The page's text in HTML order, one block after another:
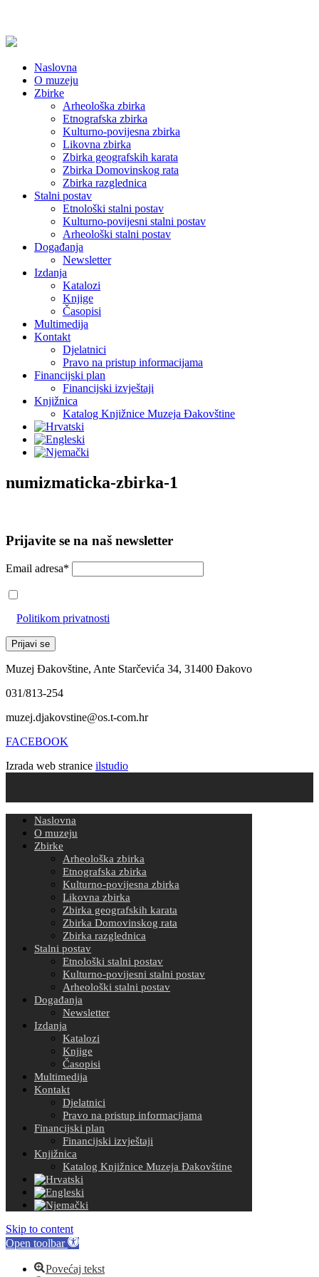
Naslovna
O muzeju
Zbirke
Arheološka zbirka
Etnografska zbirka
Kulturno-povijesna zbirka
Likovna zbirka
Zbirka geografskih karata
Zbirka Domovinskog rata
Zbirka razglednica
Stalni postav
Etnološki stalni postav
Kulturno-povijesni stalni postav
Arheološki stalni postav
Događanja
Newsletter
Izdanja
Katalozi
Knjige
Časopisi
Multimedija
Kontakt
Djelatnici
Pravo na pristup informacijama
Financijski plan
Financijski izvještaji
Knjižnica
Katalog Knjižnice Muzeja Đakovštine
numizmaticka-zbirka-1
Prijavite se na naš newsletter
Email adresa*
Politikom privatnosti
Muzej Đakovštine, Ante Starčevića 34, 31400 Đakovo
031/813-254
muzej.djakovstine@os.t-com.hr
FACEBOOK
Izrada web stranice ilstudio
Naslovna
O muzeju
Zbirke
Arheološka zbirka
Etnografska zbirka
Kulturno-povijesna zbirka
Likovna zbirka
Zbirka geografskih karata
Zbirka Domovinskog rata
Zbirka razglednica
Stalni postav
Etnološki stalni postav
Kulturno-povijesni stalni postav
Arheološki stalni postav
Događanja
Newsletter
Izdanja
Katalozi
Knjige
Časopisi
Multimedija
Kontakt
Djelatnici
Pravo na pristup informacijama
Financijski plan
Financijski izvještaji
Knjižnica
Katalog Knjižnice Muzeja Đakovštine
Skip to content
Open toolbar
Povećaj tekst